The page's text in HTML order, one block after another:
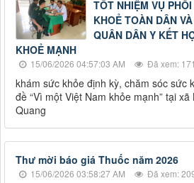
TỐT NHIỆM VỤ
KHOẺ TOÀN DÂN
QUÂN DÂN Y KẾT
KHOẺ MẠNH
15/06/2026 04:57:03 AM Đã xem: 171
khám sức khỏe định kỳ, chăm sóc sức
đề “Vì một Việt Nam khỏe mạnh” tại
Quang
Thư mời báo giá Thuốc năm 2026
15/06/2026 03:58:27 AM Đã xem: